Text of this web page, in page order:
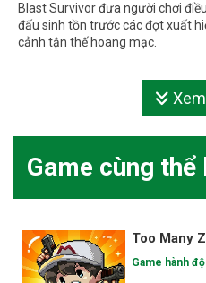
Blast Survivor đưa người chơi
đấu sinh tồn trước các đợt xuất
cảnh tận thế hoang mạc.
Game cùng thể
Too Many
Game hành